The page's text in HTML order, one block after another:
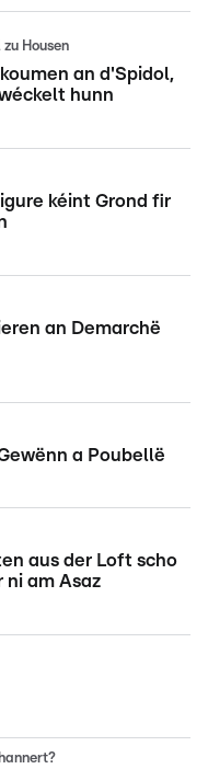
Housen
an d'Spidol,
hunn
kéint Grond fir
an Demarchë
a Poubellë
aus der Loft scho
ni am Asaz